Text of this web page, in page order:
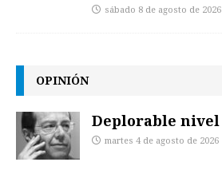
sábado 8 de agosto de 2026
OPINIÓN
Deplorable nivel
martes 4 de agosto de 2026